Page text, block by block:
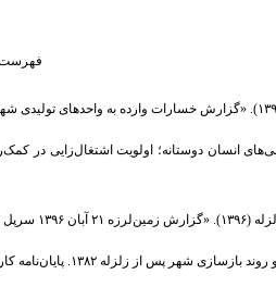
فهرست
نو در کمک‌رسانی‌های انسان دوستانه؛ اولویت